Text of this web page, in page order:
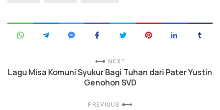
NEXT
Lagu Misa Komuni Syukur Bagi Tuhan dari Pater Yustin
Genohon SVD
PREVIOUS